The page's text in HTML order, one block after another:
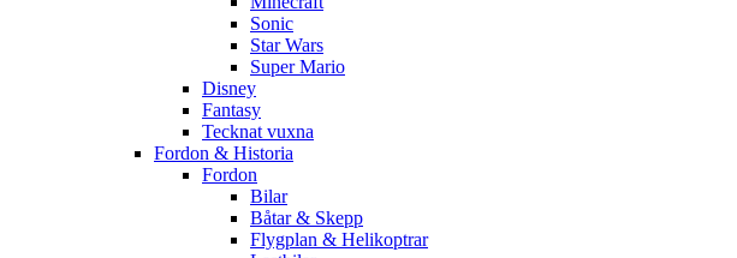
Sonic
Star Wars
Super Mario
Disney
Fantasy
Tecknat vuxna
Fordon & Historia
Fordon
Bilar
Båtar & Skepp
Flygplan & Helikoptrar